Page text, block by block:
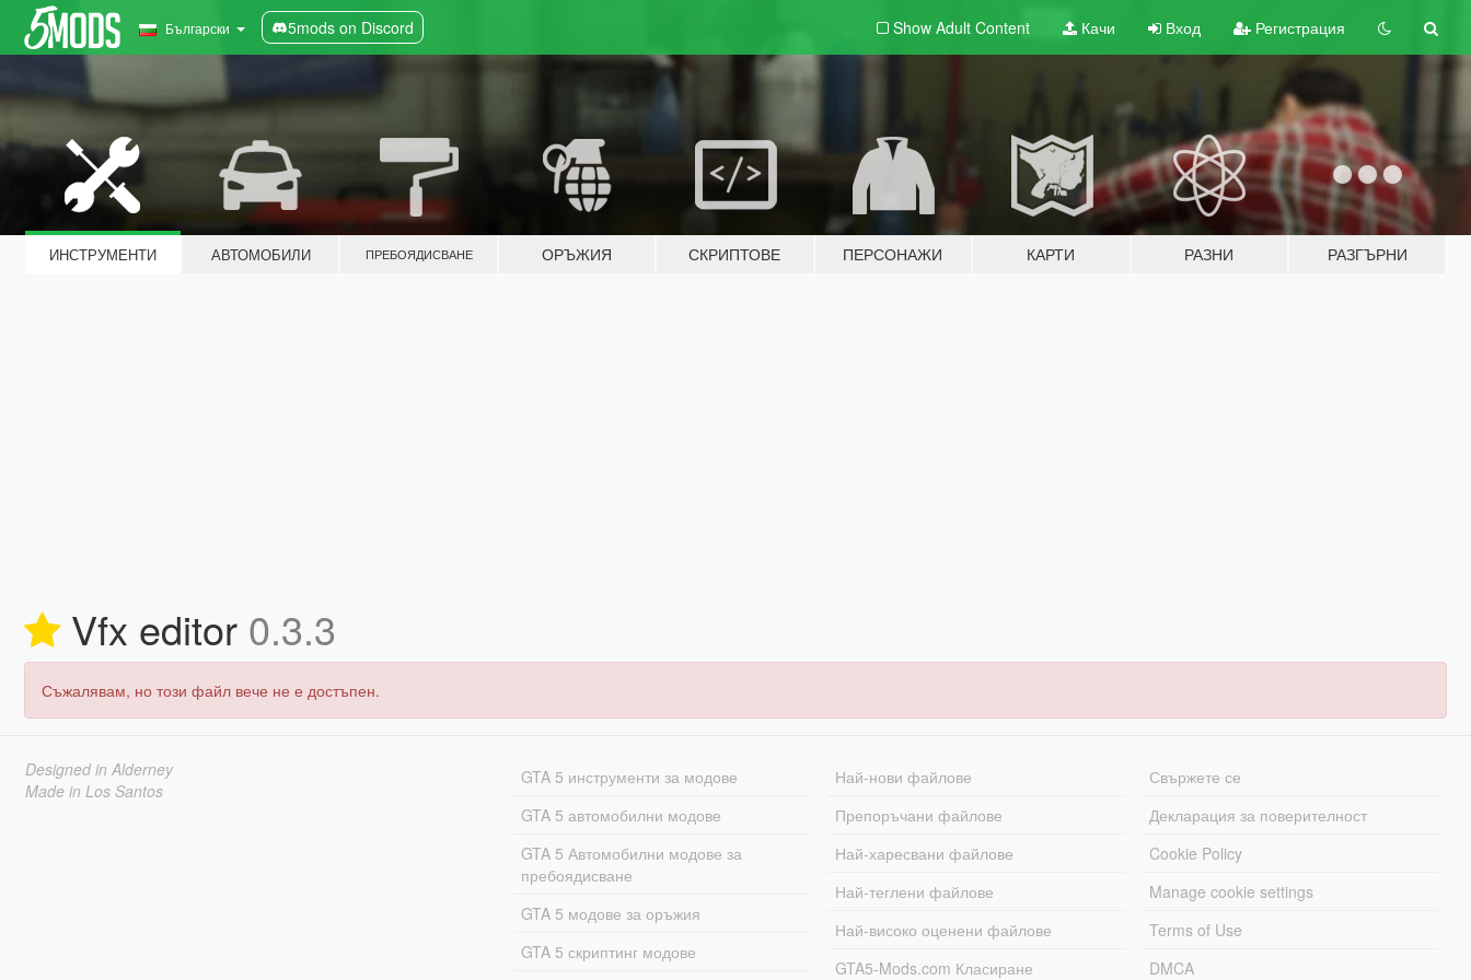
Български 5mods on Discord Show Adult Content Качи Вход Регистрация
ИНСТРУМЕНТИ АВТОМОБИЛИ ПРЕБОЯДИСВАНЕ ОРЪЖИЯ СКРИПТОВЕ ПЕРСОНАЖИ КАРТИ РАЗНИ РАЗГЪРНИ
Vfx editor 0.3.3
Съжалявам, но този файл вече не е достъпен.
Designed in Alderney
Made in Los Santos
GTA 5 инструменти за модове
GTA 5 автомобилни модове
GTA 5 Автомобилни модове за
пребоядисване
GTA 5 модове за оръжия
GTA 5 скриптинг модове
Най-нови файлове
Препоръчани файлове
Най-харесвани файлове
Най-теглени файлове
Най-високо оценени файлове
GTA5-Mods.com Класиране
Свържете се
Декларация за поверителност
Cookie Policy
Manage cookie settings
Terms of Use
DMCA